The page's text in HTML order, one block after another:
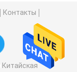
Контакты
Китайская